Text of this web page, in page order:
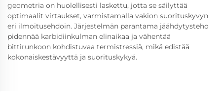
geometria on huolellisesti laskettu, jotta se säilyttää
optimaalit virtaukset, varmistamalla vakion suorituskyvyn
eri ilmoitusehdoin. Järjestelmän parantama jäähdytysteho
pidennää karbidiinkulman elinaikaa ja vähentää
bittirunkoon kohdistuvaa termistressiä, mikä edistää
kokonaiskestävyyttä ja suorituskykyä.